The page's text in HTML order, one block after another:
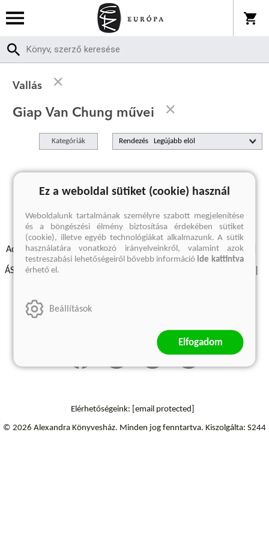
Vallás
Giap Van Chung művei
Kategóriák Rendezés
A keresett kifejezésre nincs találat
Adatvédelmi szabályzatok Elállási felmondási nyilatkozat
ÁSZF - Vásárlási feltételek
Szállítási információk
Elérhetőségeink: [email protected]
© 2026 Alexandra Könyvesház. Minden jog fenntartva. Kiszolgálta: S244
Ez a weboldal sütiket (cookie) használ
Weboldalunk tartalmának személyre szabott megjelenítése
és a böngészési élmény biztosítása érdekében sütiket
(cookie), illetve egyéb technológiákat alkalmazunk. A sütik
használatára vonatkozó irányelveinkről, valamint azok
testreszabási lehetőségeiről bővebb információide kattintva
érhető el.
Beállítások
Elfogadom